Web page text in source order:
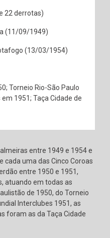
22 derrotas)
(11/09/1949)
(13/03/1954)
Torneio Rio-São Paulo
1951; Taça Cidade de
entre 1949 e 1954 e
uma das Cinco Coroas
entre 1950 e 1951,
atuando em todas as
de 1950, do Torneio
Interclubes 1951, as
foram as da Taça Cidade